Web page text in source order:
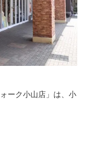
ーク小山店」は、小